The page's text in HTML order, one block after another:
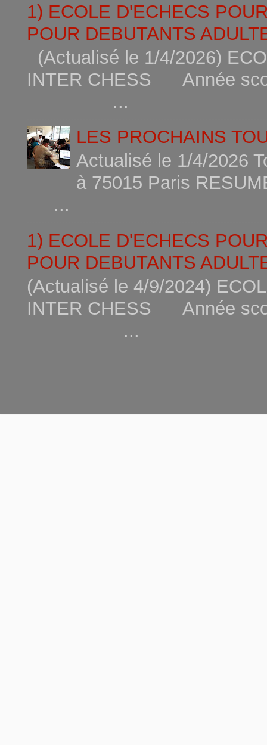
1) ECOLE D'ECHECS
POUR DEBUTANTS
(Actualisé le 1/4/2026)
INTER CHESS Année
...
LES PROCHAINS
Actualisé le 1/4/2026
à 75015
...
1) ECOLE D'ECHECS
POUR DEBUTANTS
(Actualisé le 4/9/2024)
INTER CHESS Année
...